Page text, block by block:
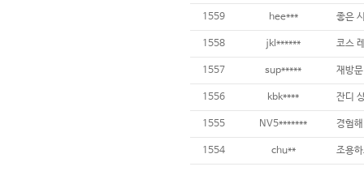
1559 hee*** 좋은
1558 jkl******
1557 sup***** 재방
1556 kbk****
1555 NV5*******
1554 chu**